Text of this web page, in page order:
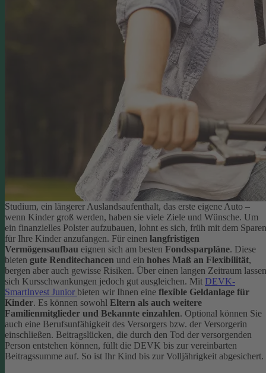
Studium, ein längerer Auslandsaufenthalt, das erste eigene Auto –
wenn Kinder groß werden, haben sie viele Ziele und Wünsche. Um
ein finanzielles Polster aufzubauen, lohnt es sich, früh mit dem Sparen
für Ihre Kinder anzufangen. Für einen langfristigen
Vermögensaufbau eignen sich am besten Fondssparpläne. Diese
bieten gute Renditechancen und ein hohes Maß an Flexibilität,
bergen aber auch gewisse Risiken. Über einen langen Zeitraum lassen
sich Kursschwankungen jedoch gut ausgleichen. Mit DEVK-
SmartInvest Junior bieten wir Ihnen eine flexible Geldanlage für
Kinder. Es können sowohl Eltern als auch weitere
Familienmitglieder und Bekannte einzahlen. Optional können Sie
auch eine Berufsunfähigkeit des Versorgers bzw. der Versorgerin
einschließen. Beitragslücken, die durch den Tod der versorgenden
Person entstehen können, füllt die DEVK bis zur vereinbarten
Beitragssumme auf. So ist Ihr Kind bis zur Volljährigkeit abgesichert.